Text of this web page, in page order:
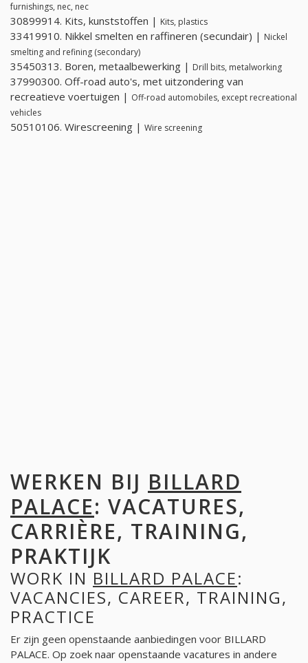
furnishings, nec, nec
30899914. Kits, kunststoffen | Kits, plastics
33419910. Nikkel smelten en raffineren (secundair) | Nickel
smelting and refining (secondary)
35450313. Boren, metaalbewerking | Drill bits, metalworking
37990300. Off-road auto's, met uitzondering van
recreatieve voertuigen | Off-road automobiles, except recreational
vehicles
50510106. Wirescreening | Wire screening
WERKEN BIJ BILLARD
PALACE: VACATURES,
CARRIÈRE, TRAINING,
PRAKTIJK
WORK IN BILLARD PALACE:
VACANCIES, CAREER, TRAINING,
PRACTICE
Er zijn geen openstaande aanbiedingen voor BILLARD
PALACE. Op zoek naar openstaande vacatures in andere